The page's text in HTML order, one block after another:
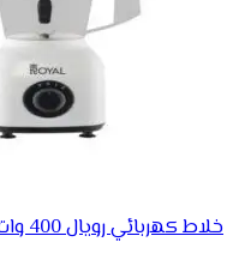
خلاط كهربائي رويال 400 وات - 1.5 لتر - 3 في 1 - أبيض RA-BG156